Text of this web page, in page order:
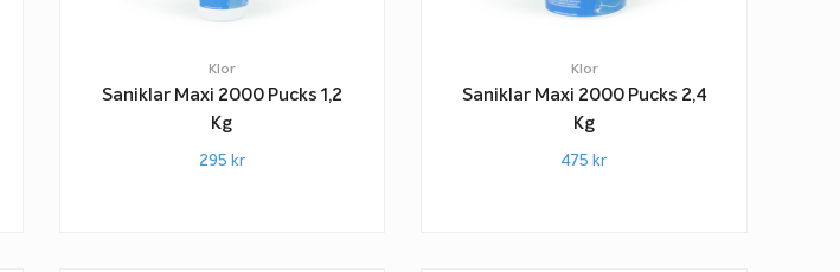
Klor
Saniklar Maxi 2000 Pucks 1,2
Kg
295 kr
Klor
Saniklar Maxi 2000 Pucks 2,4
Kg
475 kr